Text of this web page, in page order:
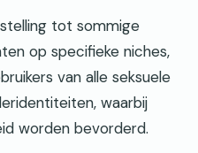
tot sommige
op specifieke niches,
van alle seksuele
waarbij
worden bevorderd.